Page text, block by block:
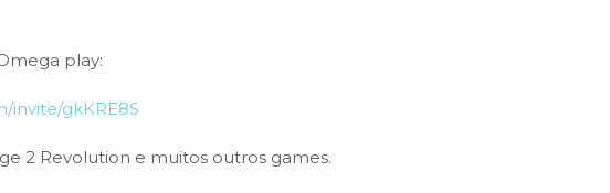
play:
invite/gkKRE8S
2 Revolution e muitos outros games.